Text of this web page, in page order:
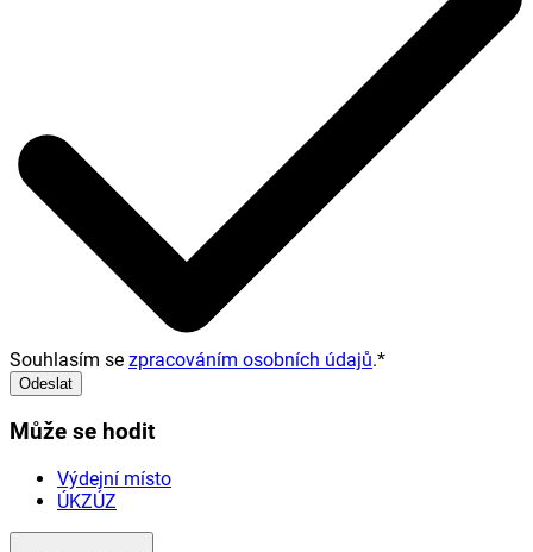
Souhlasím se zpracováním osobních údajů.*
Odeslat
Může se hodit
Výdejní místo
ÚKZÚZ